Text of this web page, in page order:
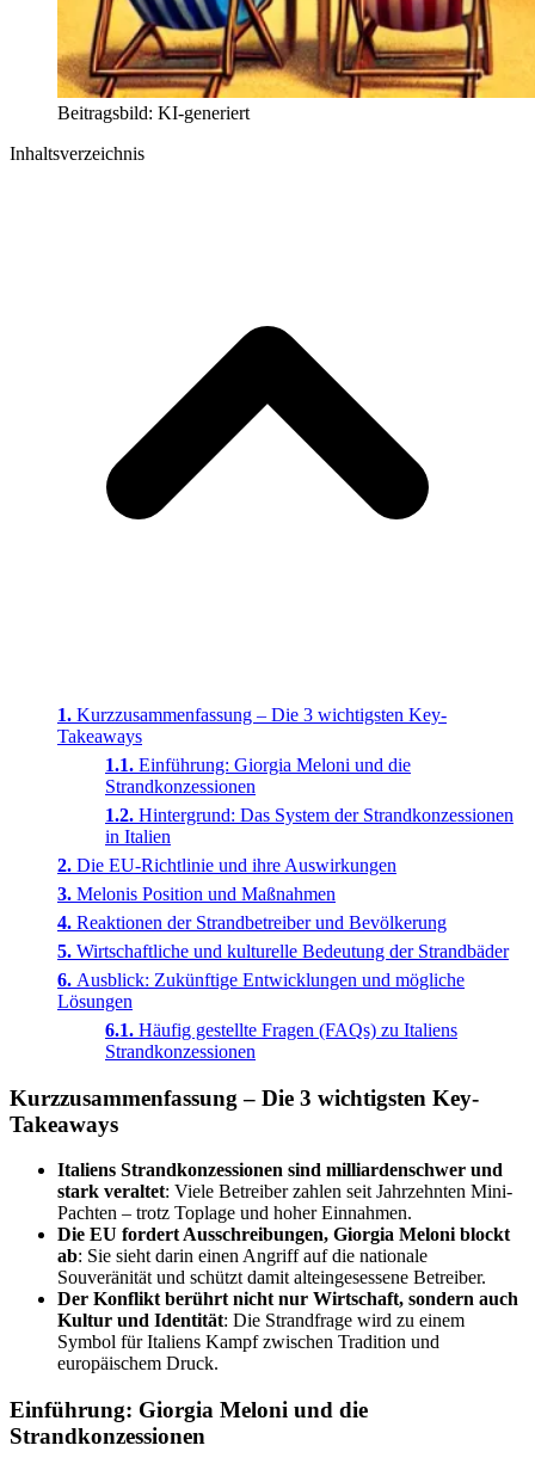
Beitragsbild: KI-generiert
Inhaltsverzeichnis
Kurzzusammenfassung – Die 3 wichtigsten Key-
Takeaways
Einführung: Giorgia Meloni und die
Strandkonzessionen
Hintergrund: Das System der Strandkonzessionen
in Italien
Die EU-Richtlinie und ihre Auswirkungen
Melonis Position und Maßnahmen
Reaktionen der Strandbetreiber und Bevölkerung
Wirtschaftliche und kulturelle Bedeutung der Strandbäder
Ausblick: Zukünftige Entwicklungen und mögliche
Lösungen
Häufig gestellte Fragen (FAQs) zu Italiens
Strandkonzessionen
Kurzzusammenfassung – Die 3 wichtigsten Key-
Takeaways
Italiens Strandkonzessionen sind milliardenschwer und
stark veraltet: Viele Betreiber zahlen seit Jahrzehnten Mini-
Pachten – trotz Toplage und hoher Einnahmen.
Die EU fordert Ausschreibungen, Giorgia Meloni blockt
ab: Sie sieht darin einen Angriff auf die nationale
Souveränität und schützt damit alteingesessene Betreiber.
Der Konflikt berührt nicht nur Wirtschaft, sondern auch
Kultur und Identität: Die Strandfrage wird zu einem
Symbol für Italiens Kampf zwischen Tradition und
europäischem Druck.
Einführung: Giorgia Meloni und die
Strandkonzessionen